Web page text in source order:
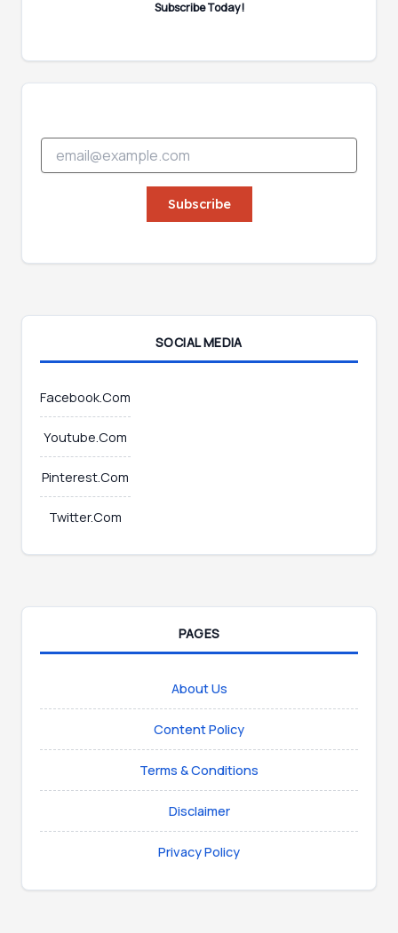
Subscribe Today!
a
i
l
*
E
Subscribe
SOCIAL MEDIA
Facebook.Com
Youtube.Com
Pinterest.Com
Twitter.Com
PAGES
About Us
Content Policy
Terms & Conditions
Disclaimer
Privacy Policy